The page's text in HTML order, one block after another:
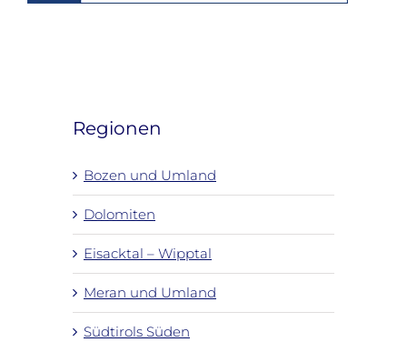
Regionen
Bozen und Umland
Dolomiten
Eisacktal – Wipptal
Meran und Umland
Südtirols Süden